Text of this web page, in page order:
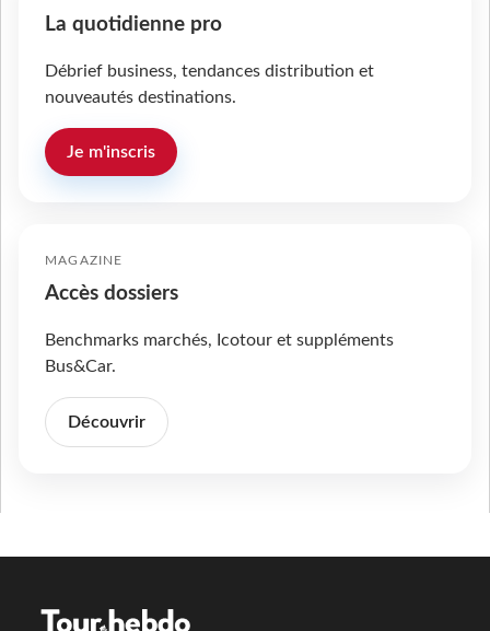
La quotidienne pro
Débrief business, tendances distribution et
nouveautés destinations.
Je m'inscris
MAGAZINE
Accès dossiers
Benchmarks marchés, Icotour et suppléments
Bus&Car.
Découvrir